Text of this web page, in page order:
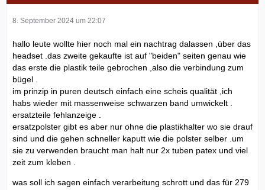
8. September 2024 um 22:07
hallo leute wollte hier noch mal ein nachtrag dalassen ,über das
headset .das zweite gekaufte ist auf "beiden" seiten genau wie
das erste die plastik teile gebrochen ,also die verbindung zum
bügel .
im prinzip in puren deutsch einfach eine scheis qualität ,ich
habs wieder mit massenweise schwarzen band umwickelt .
ersatzteile fehlanzeige .
ersatzpolster gibt es aber nur ohne die plastikhalter wo sie drauf
sind und die gehen schneller kaputt wie die polster selber .um
sie zu verwenden braucht man halt nur 2x tuben patex und viel
zeit zum kleben .
was soll ich sagen einfach verarbeitung schrott und das für 279